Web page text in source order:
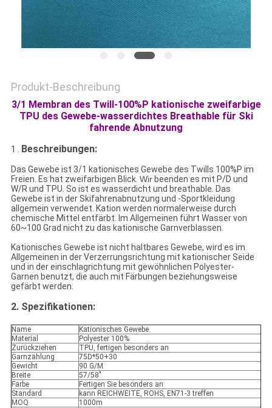
Produkt-Beschreibung
3/1 Membran des Twill-100%P kationische zweifarbige
TPU des Gewebe-wasserdichtes Breathable für Ski
fahrende Abnutzung
1 . Beschreibungen:
Das Gewebe ist 3/1 kationisches Gewebe des Twills 100%P im
Freien. Es hat zweifarbigen Blick. Wirbeenden es mit P/D und
W/R und TPU. So ist es wasserdicht und breathable. Das
Gewebe ist in der Skifahrenabnutzung und -Sportkleidung
allgemein verwendet. Kation werden normalerweise durch
chemische Mittel entfärbt. Im Allgemeinen führt Wasser von
60~100 Grad nicht zu das kationische Garnverblassen.
Kationisches Gewebe ist nicht haltbares Gewebe, wird es im
Allgemeinen in der Verzerrungsrichtung mit kationischer Seide
und in der einschlagrichtung mit gewöhnlichen Polyester-
Garnen benutzt, die auch mit Färbungen beziehungsweise
gefärbt werden.
2. Spezifikationen:
Name
Kationisches Gewebe
Material
Polyester 100%
Zurückziehen
TPU, fertigen besonders an
Garnzählung
75D*50+30
Gewicht
90 G/M
Breite
57/58"
Farbe
Fertigen Sie besonders an
Standard
kann REICHWEITE, ROHS, EN71-3 treffen
MOQ
1000m